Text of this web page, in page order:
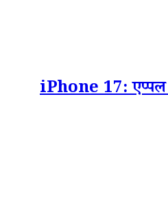
iPhone 17: एप्पल